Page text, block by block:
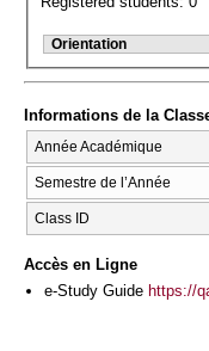
Orientation
Informations de la
Année Académique
Semestre de l’Année
Class ID
Accès en Ligne
e-Study Guide https://